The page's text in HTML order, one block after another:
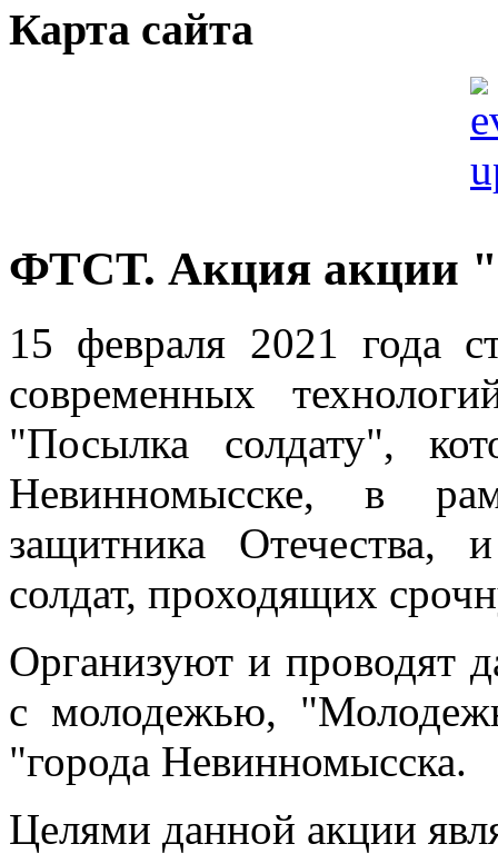
Карта сайта
ФТСТ. Акция акции
15 февраля 2021 года
современных
"Посылка солдату",
Невинномысске, в
защитника Отечества,
солдат, проходящих
Организуют и
с молодежью,
"города Невинномысска.
Целями данной акции